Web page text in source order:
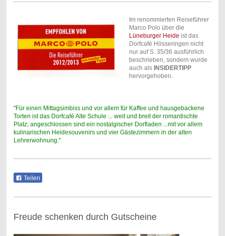
Im renommierten Reiseführer
Marco Polo über die
Lüneburger Heide ist das
Dorfcafé Hösseringen nicht
nur auf S. 35/36 ausführlich
beschrieben, sondern wurde
auch als INSIDERTIPP
hervorgehoben.
"Für einen Mittagsimbiss und vor allem für Kaffee und hausgebackene
Torten ist das Dorfcafé Alte Schule ... weit und breit der romantischte
Platz; angeschlossen sind ein nostalgischer Dorfladen ...mit vor allem
kulinarischen Heidesouvenirs und vier Gästezimmern in der alten
Lehrerwohnung."
Teilen
Freude schenken durch Gutscheine